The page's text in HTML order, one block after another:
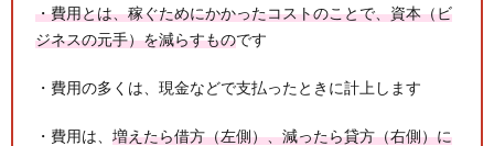
・費用とは、稼ぐためにかかったコストのことで、資本（ビ
ジネスの元手）を減らすものです
・費用の多くは、現金などで支払ったときに計上します
・費用は、 増えたら借方（左側）、減ったら貸方（右側）に